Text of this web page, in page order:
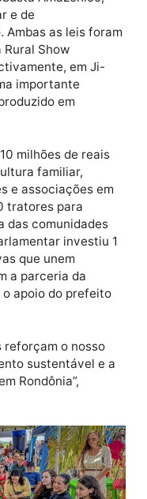
seu compromisso
e social de
a cafeicultura e
Ele é
a “Política Estadual
de Qualidade no
em grão e café
Amazônico,
e de
Ambas as leis
Rural Show
em Ji-
uma importante
produzido em
10 milhões de reais
familiar,
e associações
das comunidades
parlamentar investiu
que unem
a parceria da